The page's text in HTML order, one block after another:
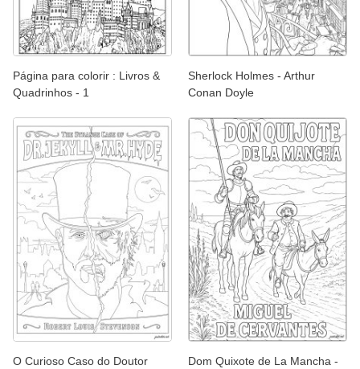
Página para colorir : Livros &
Quadrinhos - 1
Sherlock Holmes - Arthur
Conan Doyle
O Curioso Caso do Doutor
Dom Quixote de La Mancha -